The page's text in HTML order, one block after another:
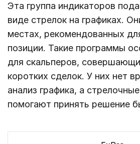
Эта группа индикаторов
виде стрелок на графиках.
местах, рекомендованных
позиции. Такие программы
для скальперов,
коротких сделок. У них нет
анализ графика, а
помогают принять решение